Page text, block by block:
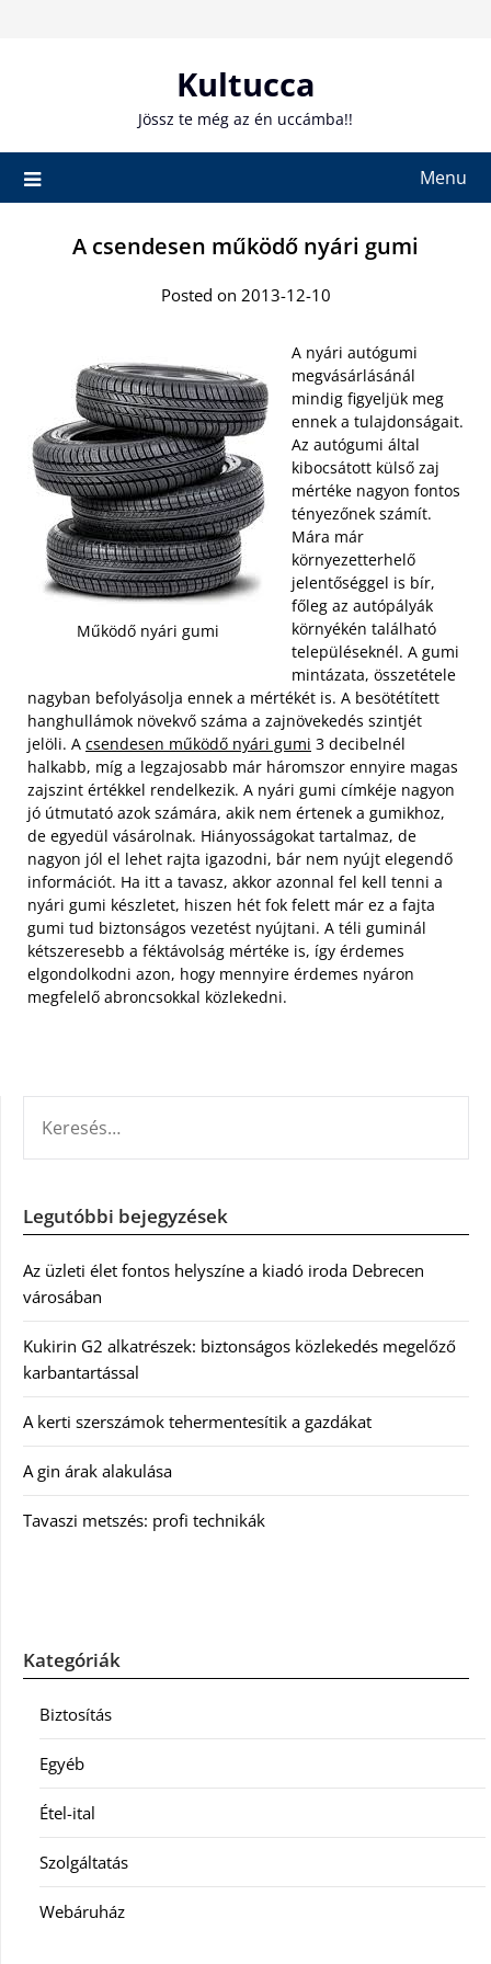
Kultucca
Jössz te még az én uccámba!!
Menu
A csendesen működő nyári gumi
Posted on 2013-12-10
Működő nyári gumi
A nyári autógumi
megvásárlásánál
mindig figyeljük meg
ennek a tulajdonságait.
Az autógumi által
kibocsátott külső zaj
mértéke nagyon fontos
tényezőnek számít.
Mára már
környezetterhelő
jelentőséggel is bír,
főleg az autópályák
környékén található
településeknél. A gumi
mintázata, összetétele
nagyban befolyásolja ennek a mértékét is. A besötétített
hanghullámok növekvő száma a zajnövekedés szintjét
jelöli. A csendesen működő nyári gumi 3 decibelnél
halkabb, míg a legzajosabb már háromszor ennyire magas
zajszint értékkel rendelkezik. A nyári gumi címkéje nagyon
jó útmutató azok számára, akik nem értenek a gumikhoz,
de egyedül vásárolnak. Hiányosságokat tartalmaz, de
nagyon jól el lehet rajta igazodni, bár nem nyújt elegendő
információt. Ha itt a tavasz, akkor azonnal fel kell tenni a
nyári gumi készletet, hiszen hét fok felett már ez a fajta
gumi tud biztonságos vezetést nyújtani. A téli guminál
kétszeresebb a féktávolság mértéke is, így érdemes
elgondolkodni azon, hogy mennyire érdemes nyáron
megfelelő abroncsokkal közlekedni.
Legutóbbi bejegyzések
Az üzleti élet fontos helyszíne a kiadó iroda Debrecen
városában
Kukirin G2 alkatrészek: biztonságos közlekedés megelőző
karbantartással
A kerti szerszámok tehermentesítik a gazdákat
A gin árak alakulása
Tavaszi metszés: profi technikák
Kategóriák
Biztosítás
Egyéb
Étel-ital
Szolgáltatás
Webáruház